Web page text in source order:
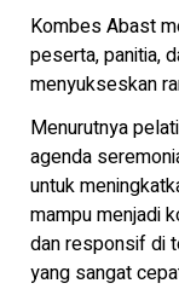
Kombes Abast
peserta, panitia,
menyukseskan
Menurutnya
agenda
untuk
mampu menjadi
dan responsif di
yang sangat